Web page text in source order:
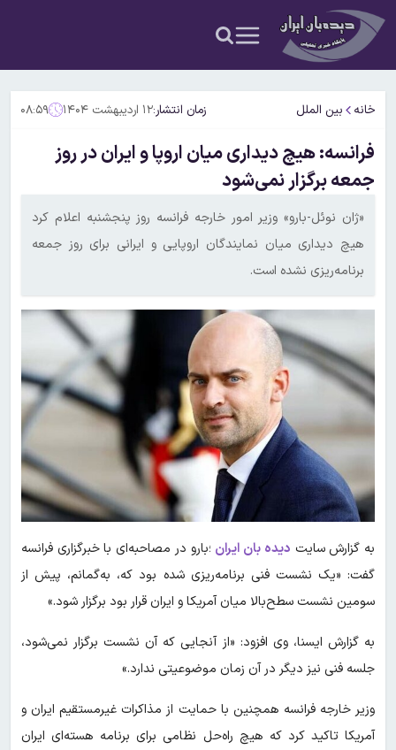
خانه بین الملل زمان انتشار:۱۲ اردیبهشت ۱۴۰۴ ۰۸:۵۹
فرانسه: هیچ دیداری میان اروپا و ایران در روز
جمعه برگزار نمی‌شود
«ژان نوئل-بارو» وزیر امور خارجه فرانسه روز پنجشنبه اعلام کرد
هیچ دیداری میان نمایندگان اروپایی و ایرانی برای روز جمعه
برنامه‌ریزی نشده است.
به گزارش سایت دیده بان ایران ؛بارو در مصاحبه‌ای با خبرگزاری فرانسه
گفت: «یک نشست فنی برنامه‌ریزی شده بود که، به‌گمانم، پیش از
سومین نشست سطح‌بالا میان آمریکا و ایران قرار بود برگزار شود.»
به گزارش ایسنا، وی افزود: «از آنجایی که آن نشست برگزار نمی‌شود،
جلسه فنی نیز دیگر در آن زمان موضوعیتی ندارد.»
وزیر خارجه فرانسه همچنین با حمایت از مذاکرات غیرمستقیم ایران و
آمریکا تاکید کرد که هیچ راه‌حل نظامی برای برنامه هسته‌ای ایران